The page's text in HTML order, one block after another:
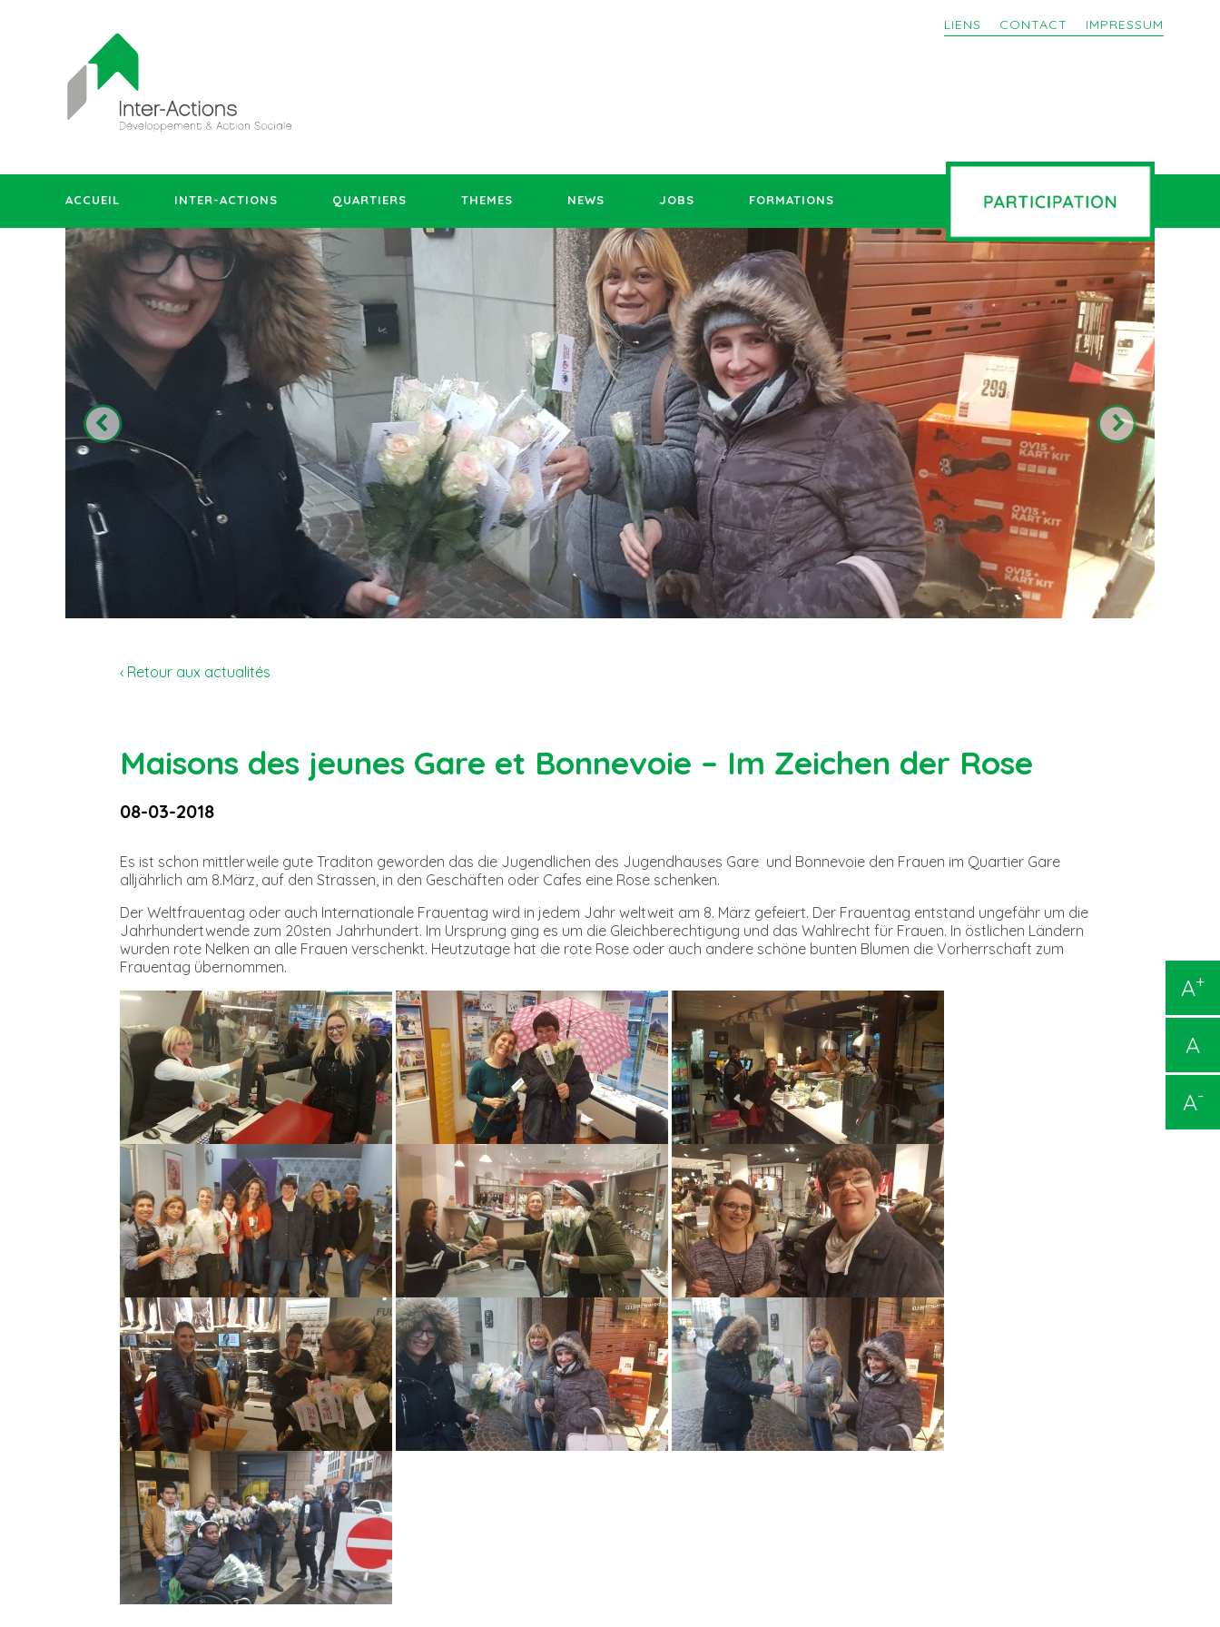
LIENS CONTACT IMPRESSUM
ACCUEIL INTER-ACTIONS QUARTIERS THEMES NEWS JOBS FORMATIONS
A+
A
A-
‹ Retour aux actualités
Maisons des jeunes Gare et Bonnevoie – Im Zeichen der Rose
08-03-2018
Es ist schon mittlerweile gute Traditon geworden das die Jugendlichen des Jugendhauses Gare und Bonnevoie den Frauen im Quartier Gare
alljährlich am 8.März, auf den Strassen, in den Geschäften oder Cafes eine Rose schenken.
Der Weltfrauentag oder auch Internationale Frauentag wird in jedem Jahr weltweit am 8. März gefeiert. Der Frauentag entstand ungefähr um die
Jahrhundertwende zum 20sten Jahrhundert. Im Ursprung ging es um die Gleichberechtigung und das Wahlrecht für Frauen. In östlichen Ländern
wurden rote Nelken an alle Frauen verschenkt. Heutzutage hat die rote Rose oder auch andere schöne bunten Blumen die Vorherrschaft zum
Frauentag übernommen.